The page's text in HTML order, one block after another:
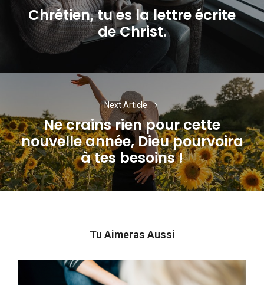
l’article
Previous
post:
Chrétien, tu es la lettre écrite
de Christ.
Next Article
Next
post:
Ne crains rien pour cette
nouvelle année, Dieu pourvoira
à tes besoins !
Tu Aimeras Aussi